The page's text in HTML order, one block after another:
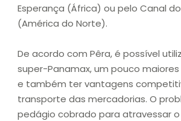
Esperança (África) ou pelo Canal
(América do Norte).
De acordo com Pêra, é possível
super-Panamax, um pouco
e também ter vantagens
transporte das mercadorias. O
pedágio cobrado para atravessar o